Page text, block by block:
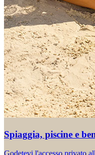
Spiaggia, piscine e